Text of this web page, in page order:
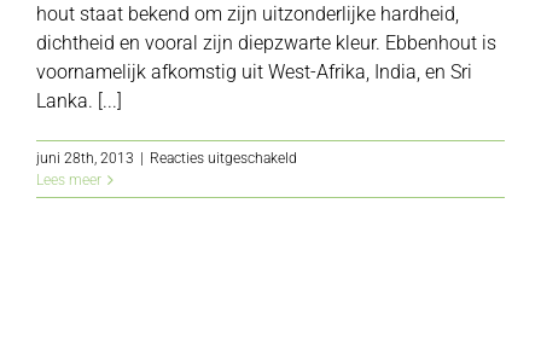
hout staat bekend om zijn uitzonderlijke hardheid,
dichtheid en vooral zijn diepzwarte kleur. Ebbenhout is
voornamelijk afkomstig uit West-Afrika, India, en Sri
Lanka. [...]
juni 28th, 2013 | Reacties uitgeschakeld
Lees meer